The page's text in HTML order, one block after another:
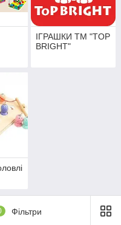
ІГРАШКИ ТМ "TOP
BRIGHT"
Фільтри